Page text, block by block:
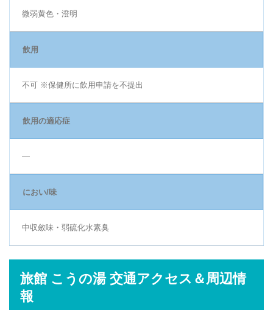
微弱黄色・澄明
飲用
不可 ※保健所に飲用申請を不提出
飲用の適応症
―
におい/味
中収斂味・弱硫化水素臭
旅館 こうの湯 交通アクセス＆周辺情
報